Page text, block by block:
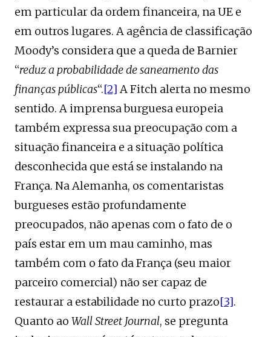
em particular da ordem financeira, na UE e
em outros lugares. A agência de classificação
Moody’s considera que a queda de Barnier
“reduz a probabilidade de saneamento das
finanças públicas“.[2] A Fitch alerta no mesmo
sentido. A imprensa burguesa europeia
também expressa sua preocupação com a
situação financeira e a situação política
desconhecida que está se instalando na
França. Na Alemanha, os comentaristas
burgueses estão profundamente
preocupados, não apenas com o fato de o
país estar em um mau caminho, mas
também com o fato da França (seu maior
parceiro comercial) não ser capaz de
restaurar a estabilidade no curto prazo[3].
Quanto ao Wall Street Journal, se pregunta